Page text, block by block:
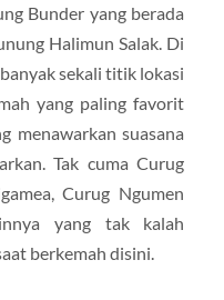
Bunder yang berada
Halimun Salak. Di
sekali titik lokasi
yang paling favorit
menawarkan suasana
Tak cuma Curug
Curug Ngumen
yang tak kalah
berkemah disini.